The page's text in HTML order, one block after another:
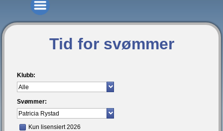
Tid for svømmer
Klubb:
Svømmer:
Kun lisensiert 2026